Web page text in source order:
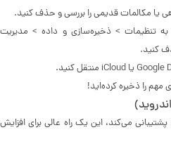
یا مکالمات قدیمی را بررسی و حذف کنید.
تنظیمات > ذخیره‌سازی و داده > مدیریت
کنید.
را ذخیره کرده‌اید!
اگر گوشی شما از کارت حافظه microSD پشتیبانی می‌کند، این یک راه عالی برای افزایش